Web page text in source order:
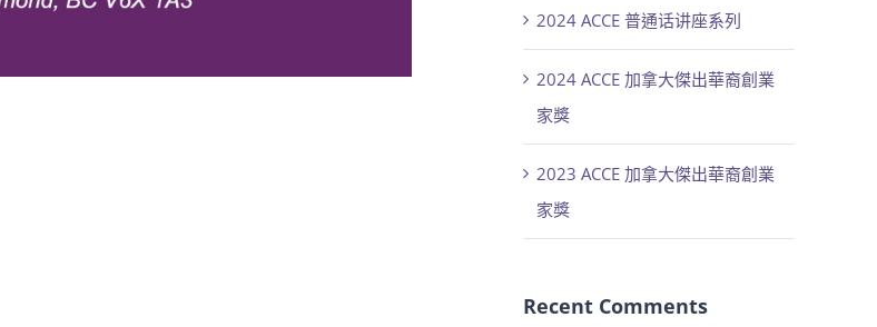
2024 ACCE 普通话讲座系列
2024 ACCE 加拿大傑出華裔創業
家獎
2023 ACCE 加拿大傑出華裔創業
家獎
Recent Comments